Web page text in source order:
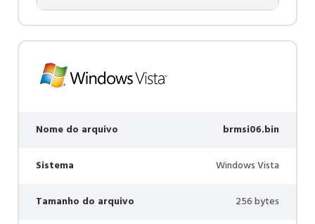
Nome do arquivo brmsi06.bin
Sistema Windows Vista
Tamanho do arquivo 256 bytes